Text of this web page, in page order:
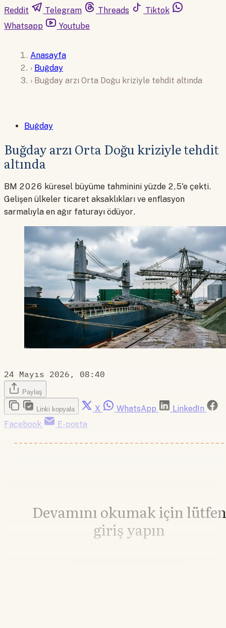
Reddit
Telegram Threads
Tiktok
Whatsapp
Youtube
Anasayfa
› Buğday
› Buğday arzı Orta Doğu kriziyle tehdit altında
Buğday
Buğday arzı Orta Doğu kriziyle tehdit
altında
BM 2026 küresel büyüme tahminini yüzde 2,5'e çekti.
Gelişen ülkeler ticaret aksaklıkları ve enflasyon
sarmalıyla en ağır faturayı ödüyor.
24 Mayıs 2026, 08:40
Paylaş
Linki kopyala X WhatsApp
LinkedIn
Facebook
E-posta
Devamını okumak için lütfen
giriş yapın